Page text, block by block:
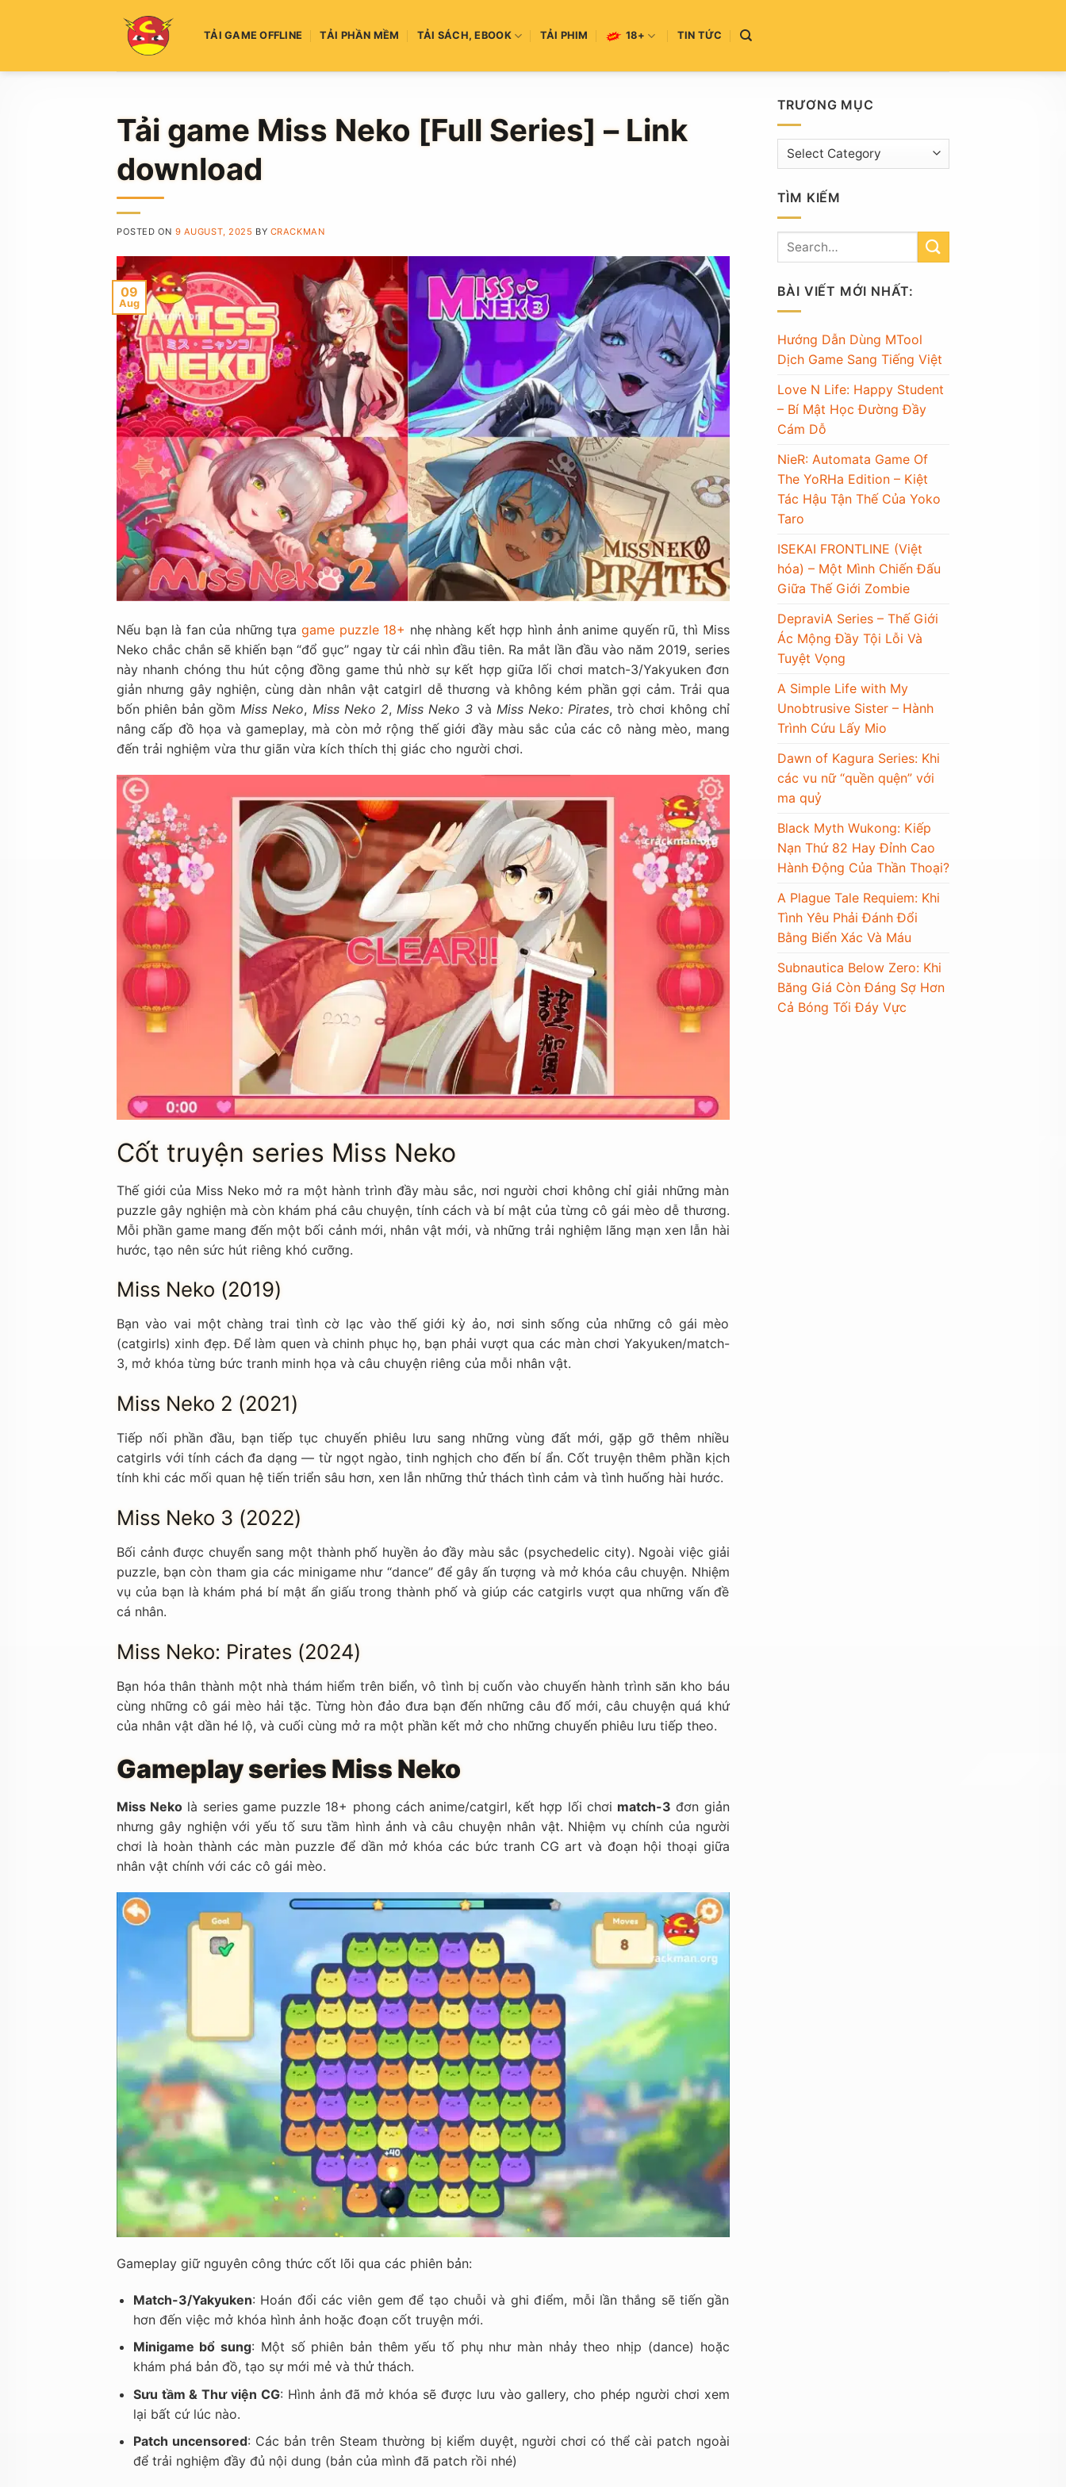
TẢI GAME OFFLINE TẢI PHẦN MỀM TẢI SÁCH, EBOOK TẢI PHIM 18+ TIN TỨC
Tải game Miss Neko [Full Series] – Link
download
POSTED ON 9 AUGUST, 2025 BY CRACKMAN
09
Aug
Nếu bạn là fan của những tựagame puzzle 18+ nhẹ nhàng kết hợp hình ảnh anime quyến rũ, thì Miss
Neko chắc chắn sẽ khiến bạn “đổ gục” ngay từ cái nhìn đầu tiên. Ra mắt lần đầu vào năm 2019, series
này nhanh chóng thu hút cộng đồng game thủ nhờ sự kết hợp giữa lối chơi match-3/Yakyuken đơn
giản nhưng gây nghiện, cùng dàn nhân vật catgirl dễ thương và không kém phần gợi cảm. Trải qua
bốn phiên bản gồm Miss Neko, Miss Neko 2, Miss Neko 3và Miss Neko: Pirates, trò chơi không chỉ
nâng cấp đồ họa và gameplay, mà còn mở rộng thế giới đầy màu sắc của các cô nàng mèo, mang
đến trải nghiệm vừa thư giãn vừa kích thích thị giác cho người chơi.
Cốt truyện series Miss Neko
Thế giới của Miss Neko mở ra một hành trình đầy màu sắc, nơi người chơi không chỉ giải những màn
puzzle gây nghiện mà còn khám phá câu chuyện, tính cách và bí mật của từng cô gái mèo dễ thương.
Mỗi phần game mang đến một bối cảnh mới, nhân vật mới, và những trải nghiệm lãng mạn xen lẫn hài
hước, tạo nên sức hút riêng khó cưỡng.
Miss Neko (2019)
Bạn vào vai một chàng trai tình cờ lạc vào thế giới kỳ ảo, nơi sinh sống của những cô gái mèo
(catgirls) xinh đẹp. Để làm quen và chinh phục họ, bạn phải vượt qua các màn chơi Yakyuken/match-
3, mở khóa từng bức tranh minh họa và câu chuyện riêng của mỗi nhân vật.
Miss Neko 2 (2021)
Tiếp nối phần đầu, bạn tiếp tục chuyến phiêu lưu sang những vùng đất mới, gặp gỡ thêm nhiều
catgirls với tính cách đa dạng — từ ngọt ngào, tinh nghịch cho đến bí ẩn. Cốt truyện thêm phần kịch
tính khi các mối quan hệ tiến triển sâu hơn, xen lẫn những thử thách tình cảm và tình huống hài hước.
Miss Neko 3 (2022)
Bối cảnh được chuyển sang một thành phố huyền ảo đầy màu sắc (psychedelic city). Ngoài việc giải
puzzle, bạn còn tham gia các minigame như “dance” để gây ấn tượng và mở khóa câu chuyện. Nhiệm
vụ của bạn là khám phá bí mật ẩn giấu trong thành phố và giúp các catgirls vượt qua những vấn đề
cá nhân.
Miss Neko: Pirates (2024)
Bạn hóa thân thành một nhà thám hiểm trên biển, vô tình bị cuốn vào chuyến hành trình săn kho báu
cùng những cô gái mèo hải tặc. Từng hòn đảo đưa bạn đến những câu đố mới, câu chuyện quá khứ
của nhân vật dần hé lộ, và cuối cùng mở ra một phần kết mở cho những chuyến phiêu lưu tiếp theo.
Gameplay series Miss Neko
Miss Neko là series game puzzle 18+ phong cách anime/catgirl, kết hợp lối chơi match-3 đơn giản
nhưng gây nghiện với yếu tố sưu tầm hình ảnh và câu chuyện nhân vật. Nhiệm vụ chính của người
chơi là hoàn thành các màn puzzle để dần mở khóa các bức tranh CG art và đoạn hội thoại giữa
nhân vật chính với các cô gái mèo.
Gameplay giữ nguyên công thức cốt lõi qua các phiên bản:
Match-3/Yakyuken: Hoán đổi các viên gem để tạo chuỗi và ghi điểm, mỗi lần thắng sẽ tiến gần
hơn đến việc mở khóa hình ảnh hoặc đoạn cốt truyện mới.
Minigame bổ sung: Một số phiên bản thêm yếu tố phụ như màn nhảy theo nhịp (dance) hoặc
khám phá bản đồ, tạo sự mới mẻ và thử thách.
Sưu tầm & Thư viện CG: Hình ảnh đã mở khóa sẽ được lưu vào gallery, cho phép người chơi xem
lại bất cứ lúc nào.
Patch uncensored: Các bản trên Steam thường bị kiểm duyệt, người chơi có thể cài patch ngoài
để trải nghiệm đầy đủ nội dung (bản của mình đã patch rồi nhé)
TRƯƠNG MỤC
Trương
mục
TÌM KIẾM
BÀI VIẾT MỚI NHẤT:
Hướng Dẫn Dùng MTool
Dịch Game Sang Tiếng Việt
Love N Life: Happy Student
– Bí Mật Học Đường Đầy
Cám Dỗ
NieR: Automata Game Of
The YoRHa Edition – Kiệt
Tác Hậu Tận Thế Của Yoko
Taro
ISEKAI FRONTLINE (Việt
hóa) – Một Mình Chiến Đấu
Giữa Thế Giới Zombie
DepraviA Series – Thế Giới
Ác Mộng Đầy Tội Lỗi Và
Tuyệt Vọng
A Simple Life with My
Unobtrusive Sister – Hành
Trình Cứu Lấy Mio
Dawn of Kagura Series: Khi
các vu nữ “quền quện” với
ma quỷ
Black Myth Wukong: Kiếp
Nạn Thứ 82 Hay Đỉnh Cao
Hành Động Của Thần Thoại?
A Plague Tale Requiem: Khi
Tình Yêu Phải Đánh Đổi
Bằng Biển Xác Và Máu
Subnautica Below Zero: Khi
Băng Giá Còn Đáng Sợ Hơn
Cả Bóng Tối Đáy Vực